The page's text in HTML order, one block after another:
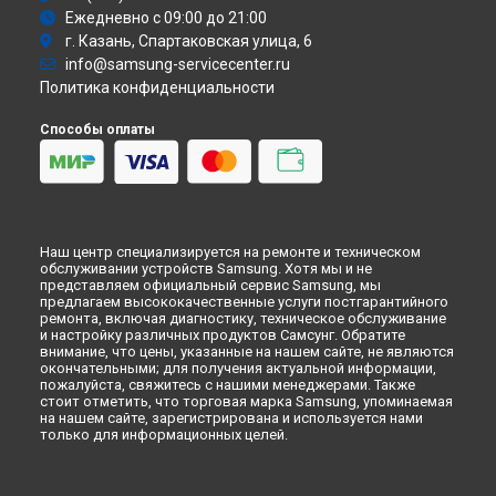
Ремонт вертикального пылесоса EV Jet 90 Complete
Samsung в
Тюмени
Ремонт вертикального пылесоса EV Jet 90 Complete
Иркутске
Samsung вСамаре
Ремонт вертикального пылесоса EV Jet 90 Complete
Samsung в
Омске
Samsung вПерми
Ремонт вертикального пылесоса EV Jet 90 Complete
Samsung вУльяновске
Ремонт вертикального пылесоса EV Jet 90 Complete
Samsung вКирове
Ремонт вертикального пылесоса EV Jet 90 Complete
Samsung в Москве
Ремонт вертикального пылесоса EV Jet 90 Complete
Samsung вСанкт-Петербурге
Смарт-часы
Варочная панель
Посудомоечная машина
Морозильная камера
Кондиционер
Духовой шкаф
Вытяжка
Ежедневно с 09:00 до 21:00
г. Казань, Спартаковская улица, 6
info@samsung-servicecenter.ru
Политика конфиденциальности
Способы оплаты
Наш центр специализируется на ремонте и техническом
обслуживании устройств Samsung. Хотя мы и не
представляем официальный сервис Samsung, мы
предлагаем высококачественные услуги постгарантийного
ремонта, включая диагностику, техническое обслуживание
и настройку различных продуктов Самсунг. Обратите
внимание, что цены, указанные на нашем сайте, не являются
окончательными; для получения актуальной информации,
пожалуйста, свяжитесь с нашими менеджерами. Также
стоит отметить, что торговая марка Samsung, упоминаемая
на нашем сайте, зарегистрирована и используется нами
только для информационных целей.